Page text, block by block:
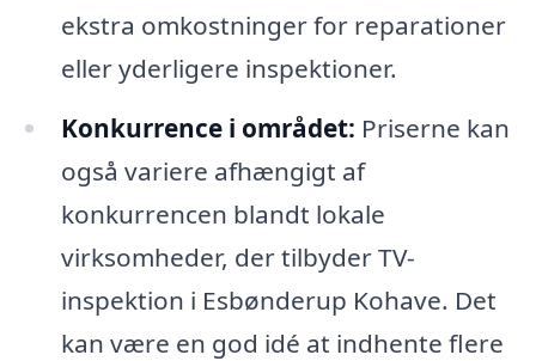
ekstra omkostninger for reparationer
eller yderligere inspektioner.
Konkurrence i området: Priserne kan
også variere afhængigt af
konkurrencen blandt lokale
virksomheder, der tilbyder TV-
inspektion i Esbønderup Kohave. Det
kan være en god idé at indhente flere